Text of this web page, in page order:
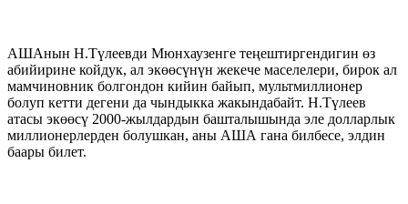
АШАнын Н.Түлеевди Мюнхаузенге теңештиргендигин өз
абийирине койдук, ал экөөсүнүн жекече маселелери, бирок ал
мамчиновник болгондон кийин байып, мультмиллионер
болуп кетти дегени да чындыкка жакындабайт. Н.Түлеев
атасы экөөсү 2000-жылдардын башталышында эле долларлык
миллионерлерден болушкан, аны АША гана билбесе, элдин
баары билет.